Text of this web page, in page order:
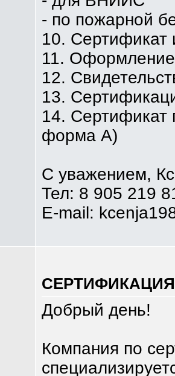
- по пожарной
10. Сертификат
11.
12.
13.
14. Сертификат
форма А)
С уважением,
Тел: 8 905 219
E-mail:
Добрый день!
Компания по